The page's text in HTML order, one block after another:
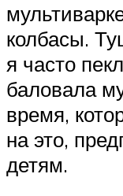
колбасы.
я часто
баловала
время,
на это,
детям.